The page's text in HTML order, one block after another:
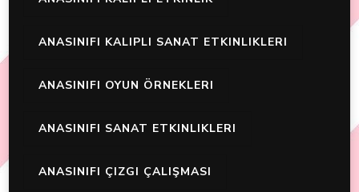
ANASINIFI KALIPLI SANAT ETKINLIKLERI
ANASINIFI OYUN ÖRNEKLERI
ANASINIFI SANAT ETKINLIKLERI
ANASINIFI ÇIZGI ÇALIŞMASI